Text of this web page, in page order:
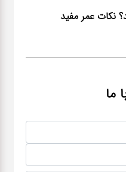
نکات عمر مفید
ما